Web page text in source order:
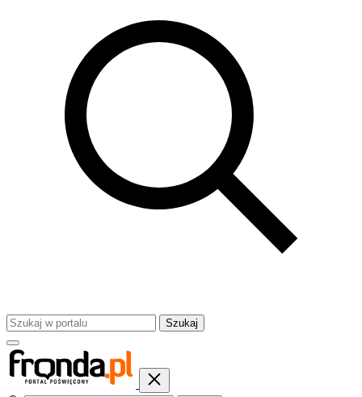
Szukaj